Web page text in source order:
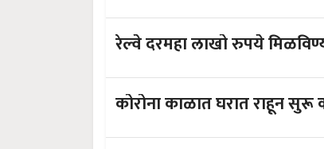
रेल्वे दरमहा लाखो रुपये
कोरोना काळात घरात राहून